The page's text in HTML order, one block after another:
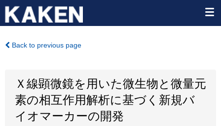
Back to previous page
Ｘ線顕微鏡を用いた微生物と微量元
素の相互作用解析に基づく新規バ
イオマーカーの開発